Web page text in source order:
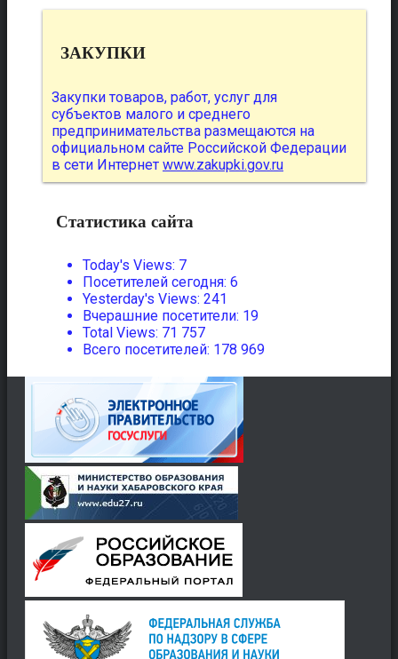
ЗАКУПКИ
Закупки товаров, работ, услуг для
субъектов малого и среднего
предпринимательства размещаются на
официальном сайте Российской Федерации
в сети Интернет www.zakupki.gov.ru
Статистика сайта
Today's Views: 7
Посетителей сегодня: 6
Yesterday's Views: 241
Вчерашние посетители: 19
Total Views: 71 757
Всего посетителей: 178 969